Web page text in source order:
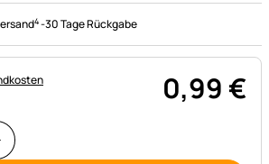
4-30 Tage Rückgabe
0,99€